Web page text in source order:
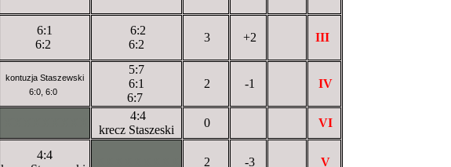
6:1
6:2
6:2
6:2
3 +2 III
kontuzja Staszewski
6:0, 6:0
5:7
6:1
6:7
2 -1 IV
4:4
krecz Staszeski
0 VI
4:4
2 -3 V